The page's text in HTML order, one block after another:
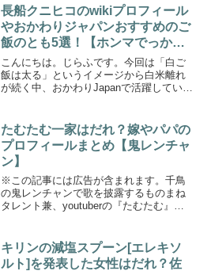
ントをお届け！🌟楽しくて帰りたくない
みたい...
長船クニヒコのwikiプロフィール
やおかわりジャパンおすすめのご
飯のとも5選！【ホンマでっか
TV】
こんにちは。じらふです。今回は「白ご
飯は太る」というイメージから白米離れ
が続く中、おかわりJapanで活躍している
ニヒコさんがおすすめするごはんのおと
もも気になるところ...
たむたむ一家はだれ？嫁やパパの
プロフィールまとめ【鬼レンチャ
ン】
※この記事には広告が含まれます。千鳥
の鬼レンチャンで歌を披露するものまね
タレント兼、youtuberの『たむたむ』さ
はるかさんのものまねで有名な『沙羅
（さら）』さんと20...
キリンの減塩スプーン[エレキソ
ルト]を発表した女性はだれ？佐